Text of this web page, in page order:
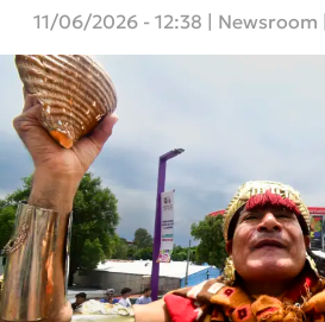
11/06/2026 - 12:38 Newsroom